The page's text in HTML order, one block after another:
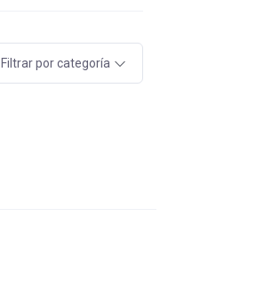
Filtrar por categoría